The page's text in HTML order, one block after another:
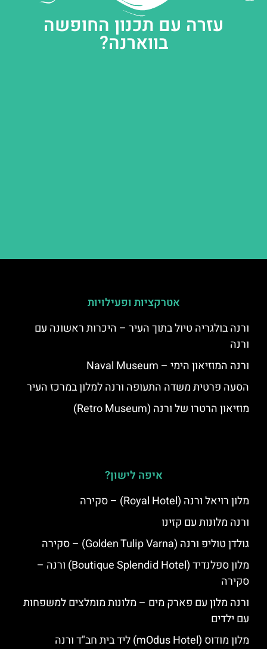
עזרה עם תכנון החופשה
בווארנה?
אטרקציות ופעילויות
ורנה בולגריה טיול בתוך העיר – היכרות ראשונה עם
ורנה
ורנה המוזיאון הימי – Naval Museum
הסעה פרטית משדה התעופה ורנה למלון במרכז העיר
מוזיאון הרטרו של ורנה (Retro Museum)
איפה לישון?
מלון רויאל ורנה (Royal Hotel) – סקירה
ורנה מלונות עם קזינו
גולדן טוליפ ורנה (Golden Tulip Varna) – סקירה
מלון ספלנדיד (Boutique Splendid Hotel) ורנה –
סקירה
ורנה מלון עם פארק מים – מלונות מומלצים למשפחות
עם ילדים
מלון מודוס (mOdus Hotel) ליד בית חב"ד ורנה